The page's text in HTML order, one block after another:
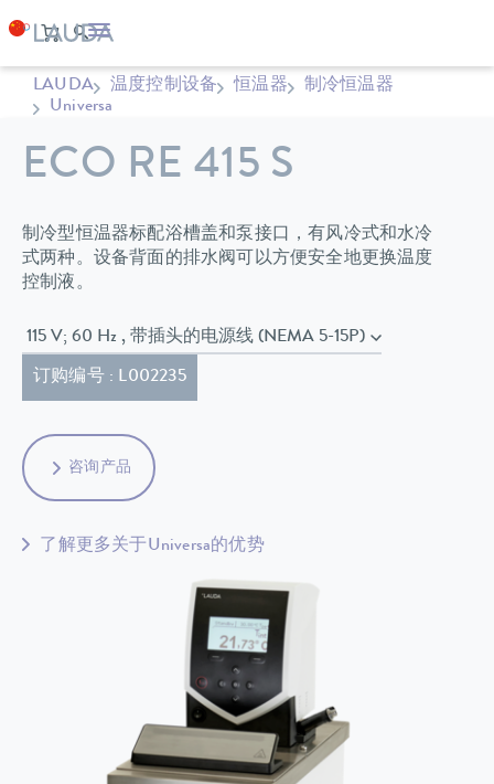
LAUDA 温度控制设备 恒温器
制冷恒温器
Universa
ECO RE 415 S
制冷型恒温器标配浴槽盖和泵接口，有风冷式和水冷
式两种。设备背面的排水阀可以方便安全地更换温度
控制液。
115 V; 60 Hz , 带插头的电源线 (NEMA 5-15P)
订购编号 : L002235
咨询产品
了解更多关于Universa的优势